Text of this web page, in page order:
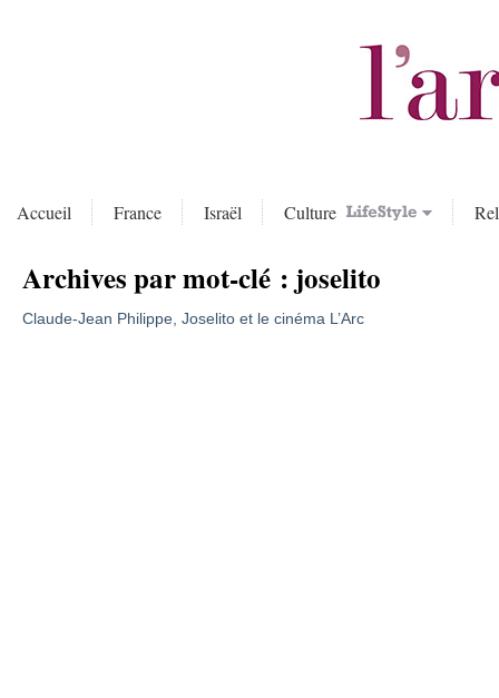
Accueil France Israël Culture
Archives par mot-clé : joselito
Claude-Jean Philippe, Joselito et le cinéma L’Arc